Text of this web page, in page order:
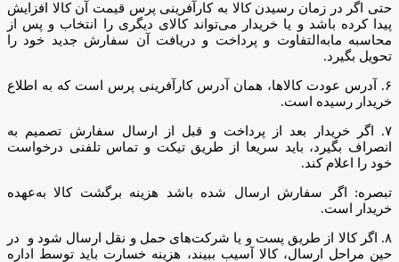
حتی اگر در زمان رسیدن کالا به کارآفرینی پرس قیمت آن کالا افزایش
پیدا کرده باشد و یا خریدار می‌تواند کالای دیگری را انتخاب و پس از
محاسبه مابه‌التفاوت و پرداخت و دریافت آن سفارش جدید خود را
تحویل بگیرد.
۶. آدرس عودت کالاها، همان آدرس کارآفرینی پرس است که به اطلاع
خریدار رسیده است.
۷. اگر خریدار بعد از پرداخت و قبل از ارسال سفارش تصمیم به
انصراف بگیرد، باید سریعا از طریق تیکت و تماس تلفنی درخواست
خود را اعلام کند.
تبصره: اگر سفارش ارسال شده باشد هزینه برگشت کالا به‌عهده
خریدار است.
۸. اگر کالا از طریق پست و یا شرکت‌های حمل و نقل ارسال شود و در
حین مراحل ارسال، کالا آسیب ببیند، هزینه خسارت باید توسط اداره